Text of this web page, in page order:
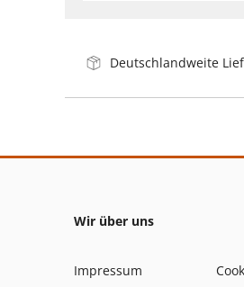
Deutschlandweite
Wir über uns
Impressum